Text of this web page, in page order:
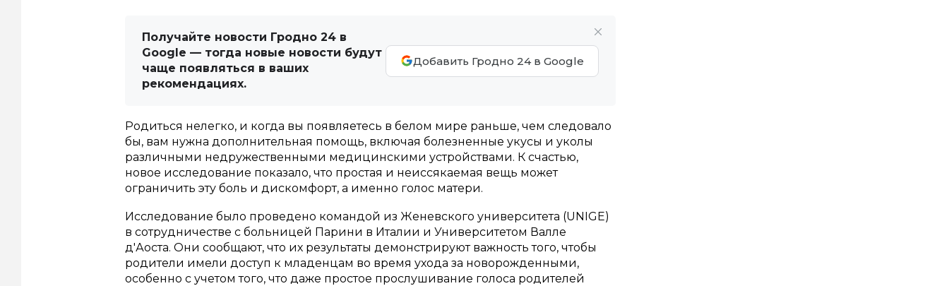
Получайте новости Гродно 24 в
Google — тогда новые новости будут
чаще появляться в ваших
рекомендациях.
Добавить Гродно 24 в Google
Родиться нелегко, и когда вы появляетесь в белом мире раньше, чем следовало
бы, вам нужна дополнительная помощь, включая болезненные укусы и уколы
различными недружественными медицинскими устройствами. К счастью,
новое исследование показало, что простая и неиссякаемая вещь может
ограничить эту боль и дискомфорт, а именно голос матери.
Исследование было проведено командой из Женевского университета (UNIGE)
в сотрудничестве с больницей Парини в Италии и Университетом Валле
д'Аоста. Они сообщают, что их результаты демонстрируют важность того, чтобы
родители имели доступ к младенцам во время ухода за новорожденными,
особенно с учетом того, что даже простое прослушивание голоса родителей